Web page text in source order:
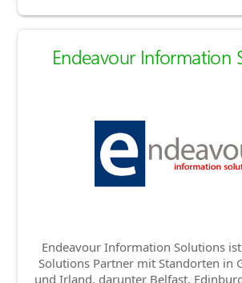
Endeavour Information
Endeavour Information Solutions
Solutions Partner mit Standorten in
und Irland, darunter Belfast,